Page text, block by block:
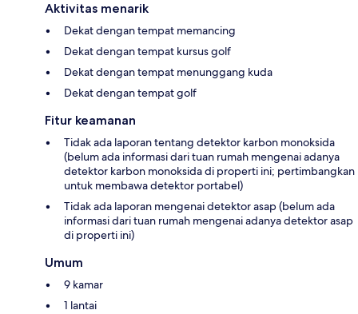
Aktivitas menarik
Dekat dengan tempat memancing
Dekat dengan tempat kursus golf
Dekat dengan tempat menunggang kuda
Dekat dengan tempat golf
Fitur keamanan
Tidak ada laporan tentang detektor karbon monoksida
(belum ada informasi dari tuan rumah mengenai adanya
detektor karbon monoksida di properti ini; pertimbangkan
untuk membawa detektor portabel)
Tidak ada laporan mengenai detektor asap (belum ada
informasi dari tuan rumah mengenai adanya detektor asap
di properti ini)
Umum
9 kamar
1 lantai